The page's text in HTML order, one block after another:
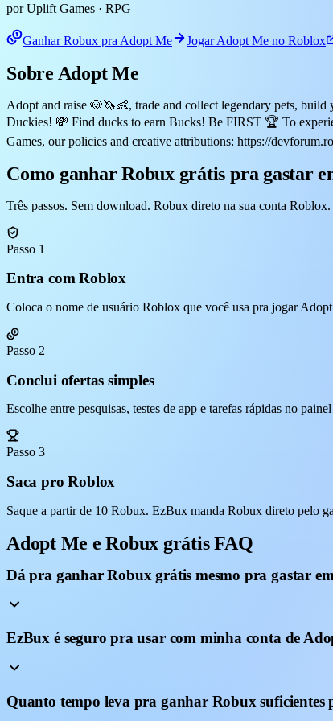
por Uplift Games · RPG
Ganhar Robux pra Adopt Me Jogar Adopt Me no Roblox
Sobre Adopt Me
Adopt and raise 🐶🦄👶, trade and collect legendary pets,
Duckies! 💸 Find ducks to earn Bucks! Be FIRST 🏆 To
Games, our policies and creative attributions: https://
Como ganhar Robux grátis pra gastar
Três passos. Sem download. Robux direto na sua conta Roblox.
Passo 1
Entra com Roblox
Coloca o nome de usuário Roblox que você usa pra jogar
Passo 2
Conclui ofertas simples
Escolhe entre pesquisas, testes de app e tarefas rápidas no
Passo 3
Saca pro Roblox
Saque a partir de 10 Robux. EzBux manda Robux direto pelo
Adopt Me e Robux grátis FAQ
Dá pra ganhar Robux grátis mesmo pra gastar
EzBux é seguro pra usar com minha conta de
Quanto tempo leva pra ganhar Robux suficientes